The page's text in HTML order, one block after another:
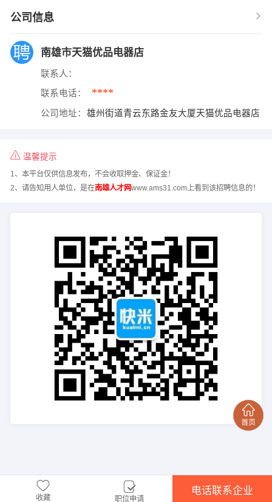
公司信息
南雄市天猫优品电器店
联系人：
联系电话： ****
公司地址： 雄州街道青云东路金友大厦天猫优品电器店
温馨提示
1、本平台仅供信息发布，不会收取押金、保证金！
2、请告知用人单位，是在南雄人才网www.ams31.com上看到该招聘信息的！
收藏 职位申请
电话联系企业